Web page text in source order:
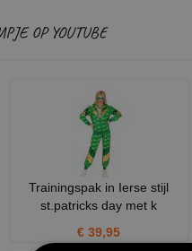
OP YOUTUBE
Trainingspak in Ierse stijl
st.patricks day met k
€ 39,95